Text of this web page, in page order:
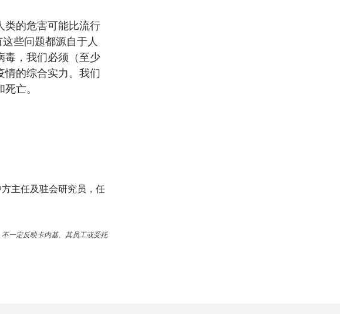
类的危害可能比流行
些问题都源自于人
毒，我们必须（至少
情的综合实力。我们
亡。
主任及驻会研究员，任
一定反映卡内基、其员工或受托